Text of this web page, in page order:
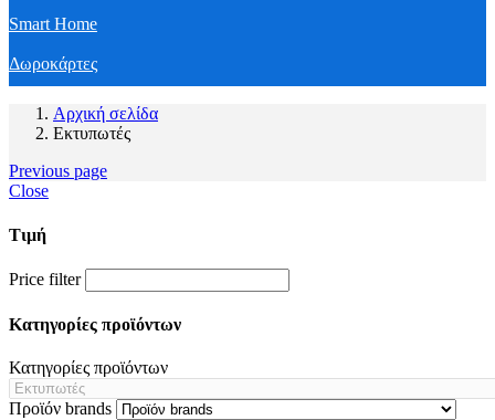
Smart Home
Δωροκάρτες
Αρχική σελίδα
Εκτυπωτές
Previous page
Close
Τιμή
Price filter
Κατηγορίες προϊόντων
Κατηγορίες προϊόντων
Προϊόν brands